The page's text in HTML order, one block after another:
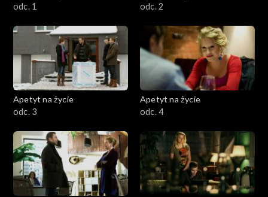
odc. 1
odc. 2
Apetyt na życie
odc. 3
Apetyt na życie
odc. 4